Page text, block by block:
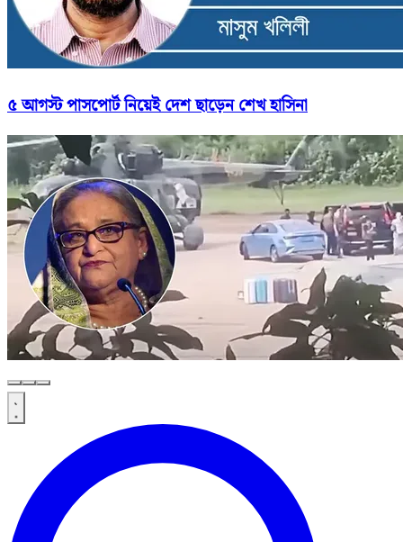
৫ আগস্ট পাসপোর্ট নিয়েই দেশ ছাড়েন শেখ হাসিনা